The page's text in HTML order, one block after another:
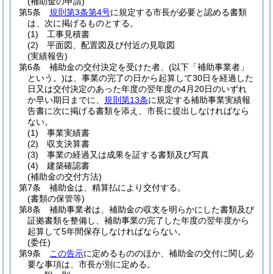
第5条
規則第3条第4号に規定する市長が必要と認める書類
は、次に掲げるものとする。
(1)
工事見積書
(2)
平面図、配置図及び付近の見取図
(実績報告)
第6条
補助金の交付決定を受けた者、 (以下「補助事業者」
という。)は、事業の完了の日から起算して30日を経過した
日又は交付決定のあった年度の翌年度の4月20日のいずれ
か早い期日までに、 規則第13条に規定する補助事業実績報
告書に次に掲げる書類を添え、市長に提出しなければなら
ない。
(1)
事業実績書
(2)
収支決算書
(3)
事業の経過又は成果を証する書類及び写真
(4)
建築確認書
(補助金の交付方法)
第7条
補助金は、精算払により交付する。
(書類の保管等)
第8条
補助事業者は、補助金の収支を明らかにした書類及び
証拠書類を整備し、補助事業の完了した年度の翌年度から
起算して5年間保存しなければならない。
(委任)
第9条
この告示に定めるもののほか、補助金の交付に関し必
要な事項は、市長が別に定める。